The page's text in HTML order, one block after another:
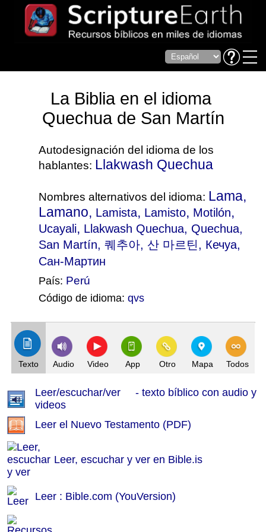
La Biblia en el idioma
Quechua de San Martín
Autodesignación del idioma de los
hablantes: Llakwash Quechua
Nombres alternativos del idioma: Lama,
Lamano, Lamista, Lamisto, Motilón,
Ucayali, Llakwash Quechua, Quechua,
San Martín, 퀘추아, 산 마르틴, Кечуа,
Сан-Мартин
País: Perú
Código de idioma: qvs
Texto Audio Video App Otro Mapa Todos
Leer/escuchar/ver - texto bíblico con audio y
videos
Leer el Nuevo Testamento (PDF)
Leer, escuchar y ver en Bible.is
Leer : Bible.com (YouVersion)